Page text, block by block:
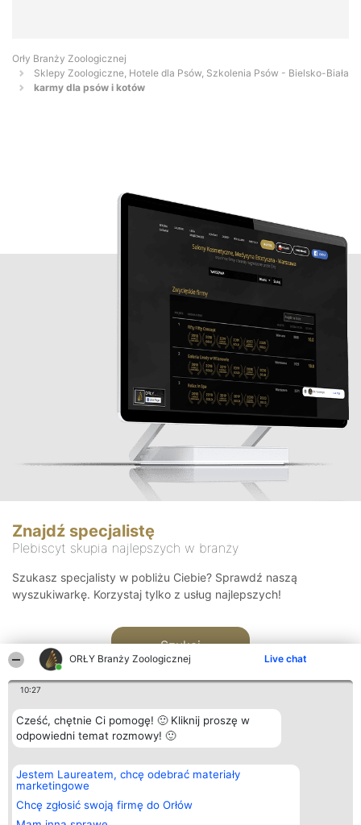
ORŁY Branży Zoologicznej Live chat
10:27
Cześć, chętnie Ci pomogę! 🙂 Kliknij proszę w
odpowiedni temat rozmowy! 🙂
Jestem Laureatem, chcę odebrać materiały
marketingowe
Chcę zgłosić swoją firmę do Orłów
Orły Branży Zoologicznej
Sklepy Zoologiczne, Hotele dla Psów, Szkolenia Psów - Bielsko-Biała
karmy dla psów i kotów
Znajdź specjalistę
Plebiscyt skupia najlepszych w branży
Szukasz specjalisty w pobliżu Ciebie? Sprawdź naszą
wyszukiwarkę. Korzystaj tylko z usług najlepszych!
Szukaj
Organizator plebiscytu
Bright Side Solutions sp. z o.
o. sp. k.
ul. Ruska 22
Wrocław 50-079
Plebiscyt
Laureaci
wszystkich
Laureatów
Kontakt
Kontakt